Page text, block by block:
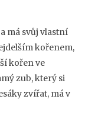
má svůj vlastní
kořenem,
kořen ve
zub, který si
zvířat, má v